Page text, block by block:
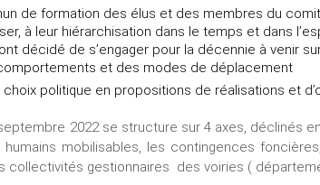
de formation des élus et des membres du
à leur hiérarchisation dans le temps et dans
décidé de s’engager pour la décennie à venir
et des modes de déplacement
politique en propositions de réalisations et
2022 se structure sur 4 axes, déclinés
mobilisables, les contingences
gestionnaires des voiries (